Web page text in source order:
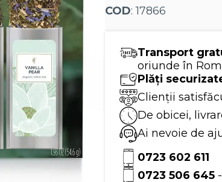
infuzii
ECO
Tea
Forte
COD: 17866
Transport
oriunde în
Plăți
Clienții
De obicei,
Ai nevoie de
0723 602 611
0723 506 645-